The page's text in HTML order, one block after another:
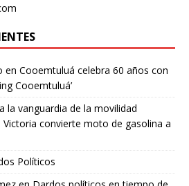
en Cooemtuluá celebra 60 años con
Cooemtuluá’
la vanguardia de la movilidad
convierte moto de gasolina a
Políticos